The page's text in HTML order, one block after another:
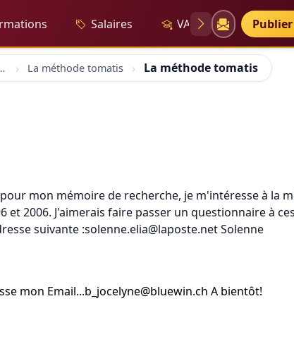
Salaires VAE Diplômes
emploi education La méthode tomatis
La méthode tomatis
mon mémoire de recherche, je m'intéresse à la
2006. J'aimerais faire passer un questionnaire à
suivante :solenne.elia@laposte.net Solenne
mon Email...b_jocelyne@bluewin.ch A bientôt!